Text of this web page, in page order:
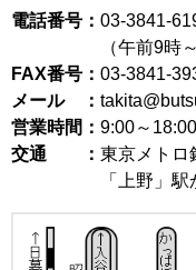
電話番号： 03-3841-
（午前9時
FAX番号： 03-3841-
メール ：
営業時間： 9:00～
交通 ： 東京メトロ
「上野」